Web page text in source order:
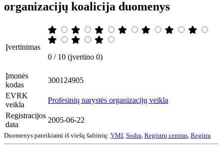
organizacijų koalicija duomenys
Įvertinimas
0 / 10 (įvertino 0)
Įmonės
kodas
300124905
EVRK
veikla
Profesinių narystės organizacijų veikla
Registracijos
data
2005-06-22
Duomenys pateikiami iš viešų šaltinių: VMI Sodra Registrų centras Regitra